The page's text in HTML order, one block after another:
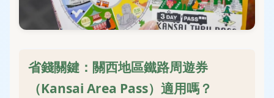
省錢關鍵：關西地區鐵路周遊券
（Kansai Area Pass）適用嗎？